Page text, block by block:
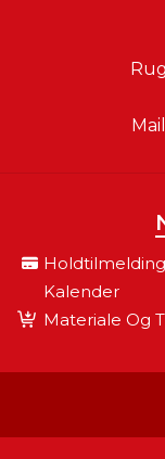
Holdtilmelding
Kalender